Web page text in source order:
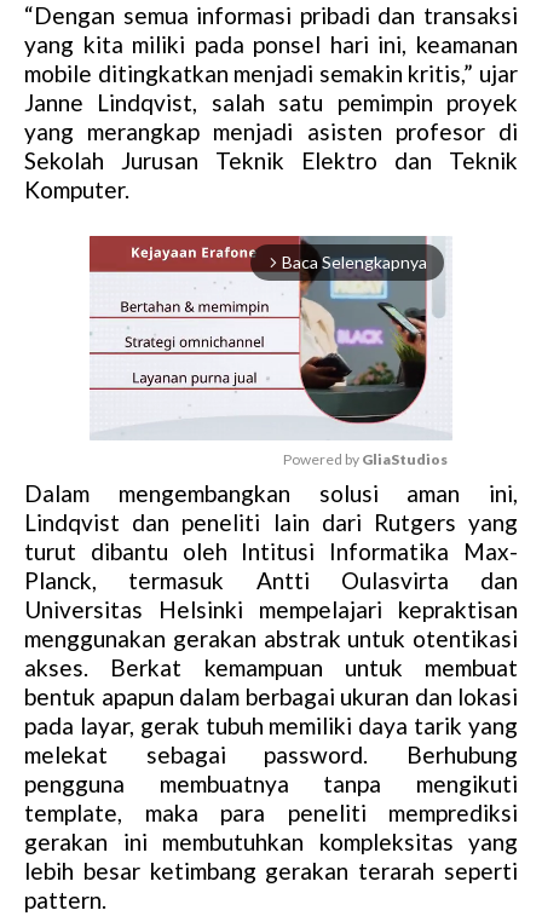
“Dengan semua informasi pribadi dan transaksi
yang kita miliki pada ponsel hari ini, keamanan
mobile ditingkatkan menjadi semakin kritis,” ujar
Janne Lindqvist, salah satu pemimpin proyek
yang merangkap menjadi asisten profesor di
Sekolah Jurusan Teknik Elektro dan Teknik
Komputer.
arrow_forward_ios Baca Selengkapnya
M
u
t
e
Powered by GliaStudios
Dalam mengembangkan solusi aman ini,
Lindqvist dan peneliti lain dari Rutgers yang
turut dibantu oleh Intitusi Informatika Max-
Planck, termasuk Antti Oulasvirta dan
Universitas Helsinki mempelajari kepraktisan
menggunakan gerakan abstrak untuk otentikasi
akses. Berkat kemampuan untuk membuat
bentuk apapun dalam berbagai ukuran dan lokasi
pada layar, gerak tubuh memiliki daya tarik yang
melekat sebagai password. Berhubung
pengguna membuatnya tanpa mengikuti
template, maka para peneliti memprediksi
gerakan ini membutuhkan kompleksitas yang
lebih besar ketimbang gerakan terarah seperti
pattern.